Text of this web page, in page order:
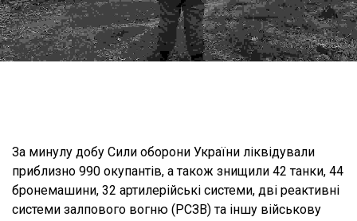
За минулу добу Сили оборони України ліквідували
приблизно 990 окупантів, а також знищили 42 танки, 44
бронемашини, 32 артилерійські системи, дві реактивні
системи залпового вогню (РСЗВ) та іншу військову